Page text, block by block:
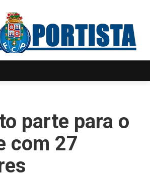
parte para o
com 27